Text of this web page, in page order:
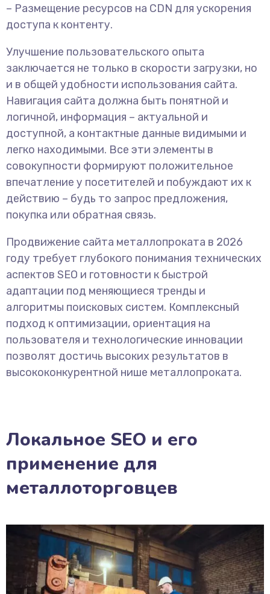
– Размещение ресурсов на CDN для ускорения
доступа к контенту.
Улучшение пользовательского опыта
заключается не только в скорости загрузки, но
и в общей удобности использования сайта.
Навигация сайта должна быть понятной и
логичной, информация – актуальной и
доступной, а контактные данные видимыми и
легко находимыми. Все эти элементы в
совокупности формируют положительное
впечатление у посетителей и побуждают их к
действию – будь то запрос предложения,
покупка или обратная связь.
Продвижение сайта металлопроката в 2026
году требует глубокого понимания технических
аспектов SEO и готовности к быстрой
адаптации под меняющиеся тренды и
алгоритмы поисковых систем. Комплексный
подход к оптимизации, ориентация на
пользователя и технологические инновации
позволят достичь высоких результатов в
высококонкурентной нише металлопроката.
Локальное SEO и его
применение для
металлоторговцев